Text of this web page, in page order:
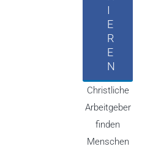
I
E
R
E
N
Christliche
Arbeitgeber
finden
Menschen